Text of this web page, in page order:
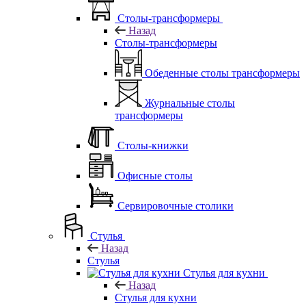
Столы-трансформеры
Назад
Столы-трансформеры
Обеденные столы трансформеры
Журнальные столы
трансформеры
Столы-книжки
Офисные столы
Сервировочные столики
Стулья
Назад
Стулья
Стулья для кухни
Назад
Стулья для кухни